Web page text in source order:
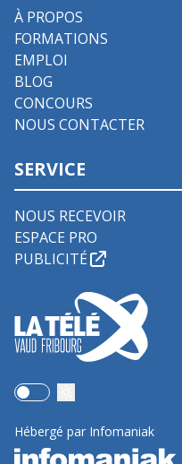
À PROPOS
FORMATIONS
EMPLOI
BLOG
CONCOURS
NOUS CONTACTER
SERVICE
NOUS RECEVOIR
ESPACE PRO
PUBLICITÉ
Use setting
Hébergé par Infomaniak